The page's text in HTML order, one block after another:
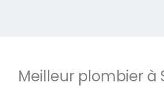
Meilleur plombier à